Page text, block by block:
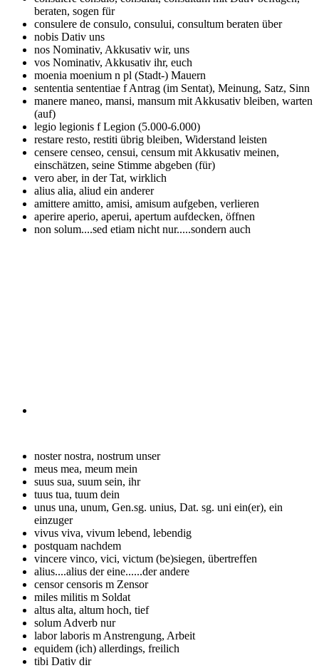
beraten, sogen für
consulere de consulo, consului, consultum beraten über
nobis Dativ uns
nos Nominativ, Akkusativ wir, uns
vos Nominativ, Akkusativ ihr, euch
moenia moenium n pl (Stadt-) Mauern
sententia sententiae f Antrag (im Sentat), Meinung, Satz, Sinn
manere maneo, mansi, mansum mit Akkusativ bleiben, warten
(auf)
legio legionis f Legion (5.000-6.000)
restare resto, restiti übrig bleiben, Widerstand leisten
censere censeo, censui, censum mit Akkusativ meinen,
einschätzen, seine Stimme abgeben (für)
vero aber, in der Tat, wirklich
alius alia, aliud ein anderer
amittere amitto, amisi, amisum aufgeben, verlieren
aperire aperio, aperui, apertum aufdecken, öffnen
non solum....sed etiam nicht nur.....sondern auch
nosternostra, nostrum unser
meus mea, meum mein
suus sua, suum sein, ihr
tuus tua, tuum dein
unus una, unum, Gen.sg. unius, Dat. sg. uni ein(er), ein
einzuger
vivus viva, vivum lebend, lebendig
postquam nachdem
vincere vinco, vici, victum (be)siegen, übertreffen
alius....alius der eine......der andere
censorcensoris m Zensor
miles militis m Soldat
altus alta, altum hoch, tief
solum Adverb nur
laborlaboris m Anstrengung, Arbeit
equidem (ich) allerdings, freilich
tibi Dativ dir